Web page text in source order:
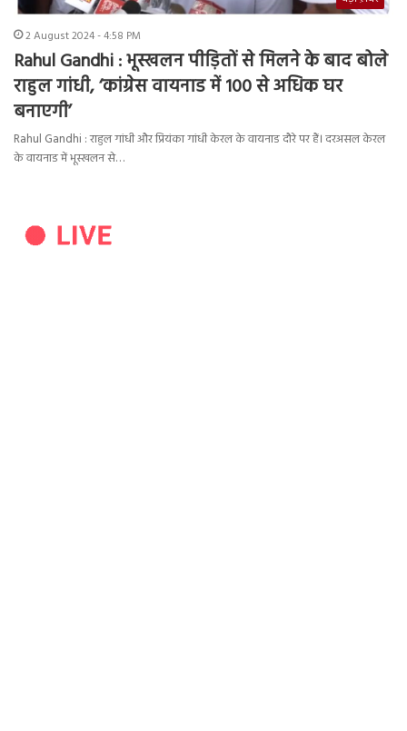
2 August 2024 - 4:58 PM
Rahul Gandhi : भूस्खलन पीड़ितों से मिलने के बाद बोले
राहुल गांधी, ‘कांग्रेस वायनाड में 100 से अधिक घर
बनाएगी’
Rahul Gandhi : राहुल गांधी और प्रियंका गांधी केरल के वायनाड दौरे पर हैं। दरअसल केरल
के वायनाड में भूस्खलन से…